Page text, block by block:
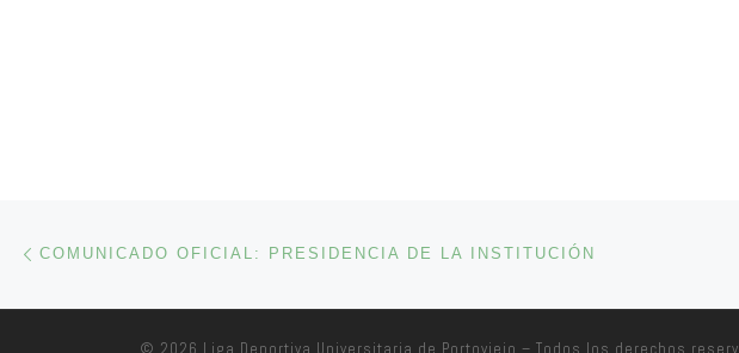
Navegación de entradas
COMUNICADO OFICIAL: PRESIDENCIA DE LA INSTITUCIÓN
© 2026 Liga Deportiva Universitaria de Portoviejo – Todos los derechos